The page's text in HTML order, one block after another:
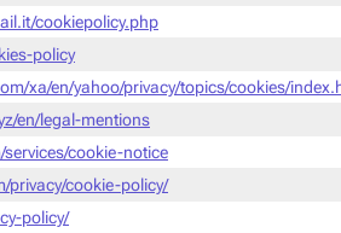
cookiepolicy.php
policy
xa/en/yahoo/privacy/topics/cookies/
en/legal-mentions
cookie-notice
privacy/cookie-policy/
policy/